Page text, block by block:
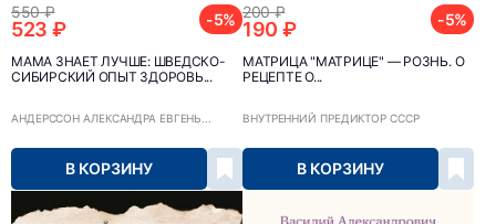
550 ₽
523 ₽ -5%
МАМА ЗНАЕТ ЛУЧШЕ: ШВЕДСКО-
СИБИРСКИЙ ОПЫТ ЗДОРОВЬ...
АНДЕРССОН АЛЕКСАНДРА ЕВГЕНЬ...
В КОРЗИНУ
200 ₽
190 ₽ -5%
МАТРИЦА "МАТРИЦЕ" — РОЗНЬ. О
РЕЦЕПТЕ О...
ВНУТРЕННИЙ ПРЕДИКТОР СССР
В КОРЗИНУ